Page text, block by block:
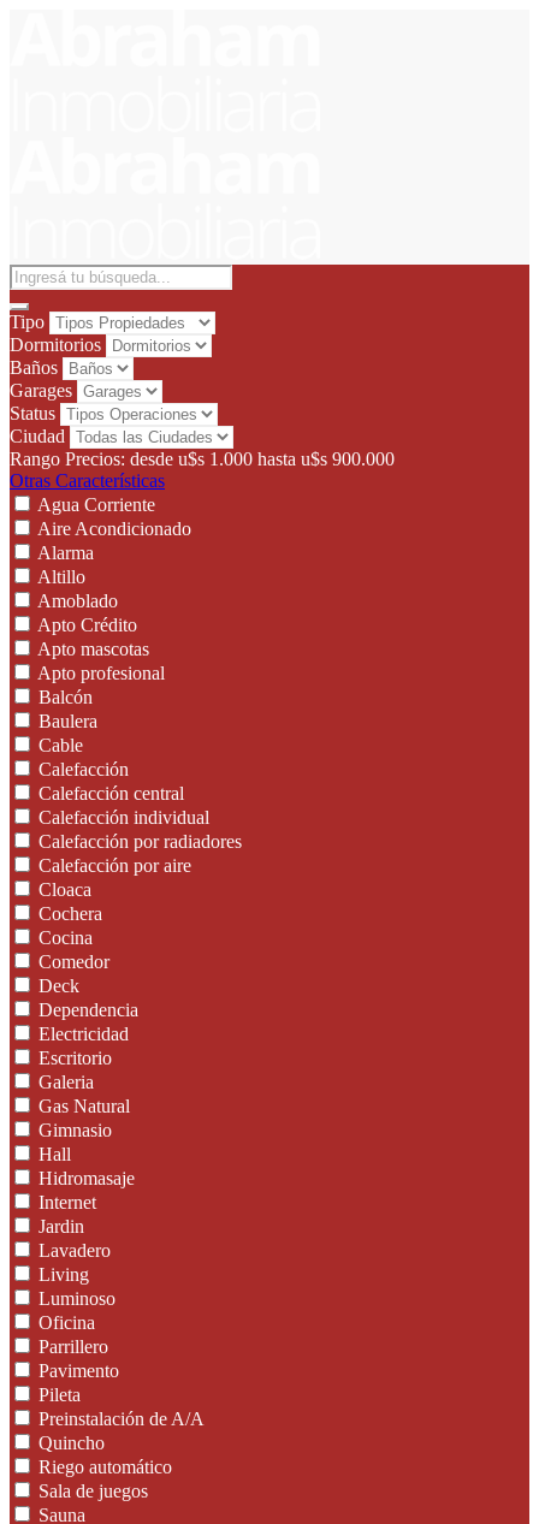
Tipo
Dormitorios
Baños
Garages
Status
Ciudad
Rango Precios: desde u$s 1.000 hasta u$s 900.000
Otras Características
Agua Corriente
Aire Acondicionado
Alarma
Altillo
Amoblado
Apto Crédito
Apto mascotas
Apto profesional
Balcón
Baulera
Cable
Calefacción
Calefacción central
Calefacción individual
Calefacción por radiadores
Calefacción por aire
Cloaca
Cochera
Cocina
Comedor
Deck
Dependencia
Electricidad
Escritorio
Galeria
Gas Natural
Gimnasio
Hall
Hidromasaje
Internet
Jardin
Lavadero
Living
Luminoso
Oficina
Parrillero
Pavimento
Pileta
Preinstalación de A/A
Quincho
Riego automático
Sala de juegos
Sauna